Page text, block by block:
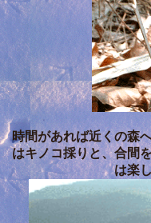
時間があれば近くの森
はキノコ採りと、合間
は楽